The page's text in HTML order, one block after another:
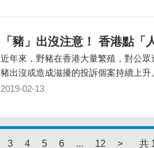
「豬」出沒注意！ 香港點「
近年來，野豬在香港大量繁殖，對公
豬出沒或造成滋擾的投訴個案持續上升
2019-02-13
3 4 5 6 ... 12 > 共